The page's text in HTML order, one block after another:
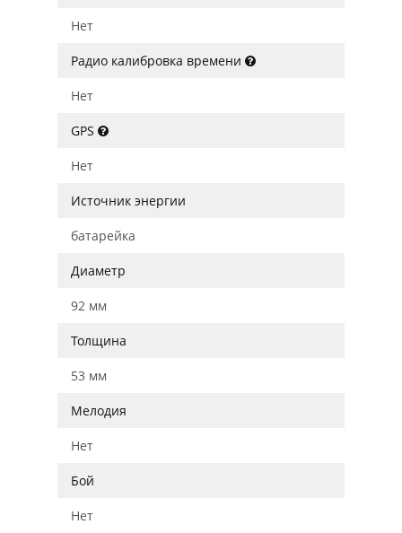
Нет
Радио калибровка времени
Нет
GPS
Нет
Источник энергии
батарейка
Диаметр
92 мм
Толщина
53 мм
Мелодия
Нет
Бой
Нет